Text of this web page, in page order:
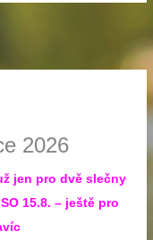
2026
jen pro dvě slečny
15.8. – ještě pro